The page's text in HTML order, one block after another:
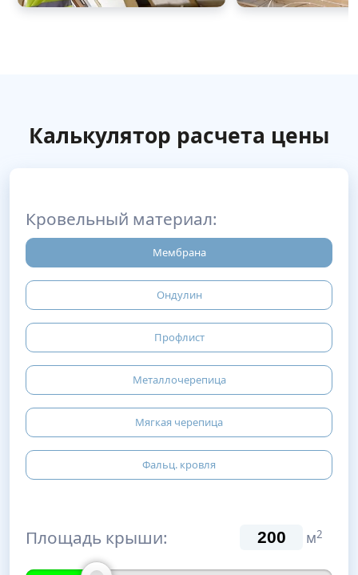
Калькулятор расчета цены
Кровельный материал:
Мембрана
Ондулин
Профлист
Металлочерепица
Мягкая черепица
Фальц. кровля
Площадь крыши: м2